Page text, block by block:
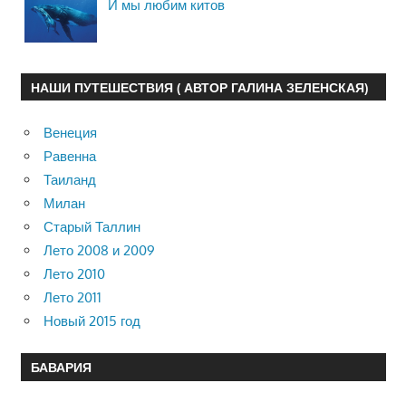
И мы любим китов
НАШИ ПУТЕШЕСТВИЯ ( АВТОР ГАЛИНА ЗЕЛЕНСКАЯ)
Венеция
Равенна
Таиланд
Милан
Старый Таллин
Лето 2008 и 2009
Лето 2010
Лето 2011
Новый 2015 год
БАВАРИЯ